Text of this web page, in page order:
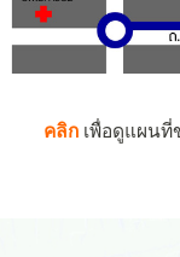
คลิก เพื่อดูแผน